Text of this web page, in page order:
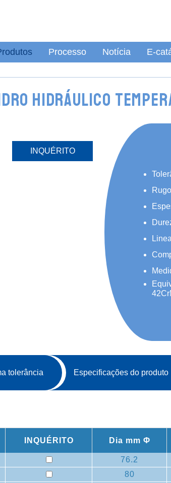
Processo Notícia E-
hidráulico
INQUÉRITO
tolerância
Especificações do produto
INQUÉRITO Dia mm Φ
76.2
80